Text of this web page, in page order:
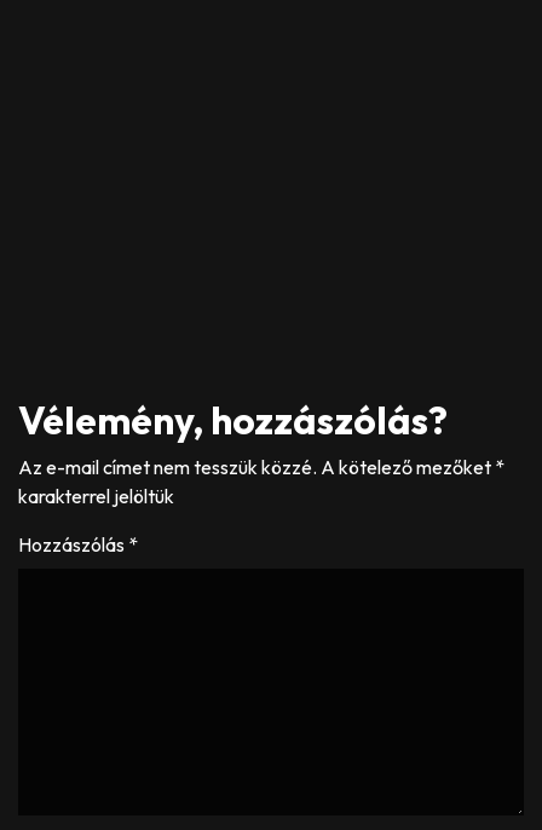
Vélemény, hozzászólás?
Az e-mail címet nem tesszük közzé. A kötelező mezőket *
karakterrel jelöltük
Hozzászólás *